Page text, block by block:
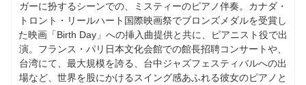
ガーに扮するシーンでの、ミスティーのピアノ伴奏。カナダ・
トロント・リールハート国際映画祭でブロンズメダルを受賞し
た映画「Birth Day」への挿入曲提供と共に、ピアニスト役で出
演。フランス・パリ日本文化会館での館長招聘コンサートや、
台湾にて、最大規模を誇る、台中ジャズフェスティバルへの出
場など、世界を股にかけるスイング感あふれる彼女のピアノと